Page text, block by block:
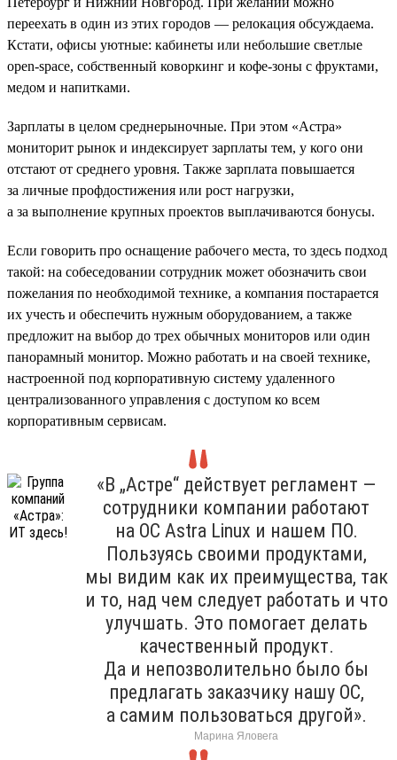
переехать в один из этих городов — релокация обсуждаема.
Кстати, офисы уютные: кабинеты или небольшие светлые
open-space, собственный коворкинг и кофе-зоны с фруктами,
медом и напитками.
Зарплаты в целом среднерыночные. При этом «Астра»
мониторит рынок и индексирует зарплаты тем, у кого они
отстают от среднего уровня. Также зарплата повышается
за личные профдостижения или рост нагрузки,
а за выполнение крупных проектов выплачиваются бонусы.
Если говорить про оснащение рабочего места, то здесь подход
такой: на собеседовании сотрудник может обозначить свои
пожелания по необходимой технике, а компания постарается
их учесть и обеспечить нужным оборудованием, а также
предложит на выбор до трех обычных мониторов или один
панорамный монитор. Можно работать и на своей технике,
настроенной под корпоративную систему удаленного
централизованного управления с доступом ко всем
корпоративным сервисам.
«В „Астре“ действует регламент —
сотрудники компании работают
на ОС Astra Linux и нашем ПО.
Пользуясь своими продуктами,
мы видим как их преимущества, так
и то, над чем следует работать и что
улучшать. Это помогает делать
качественный продукт.
Да и непозволительно было бы
предлагать заказчику нашу ОС,
а самим пользоваться другой».
Марина Яловега